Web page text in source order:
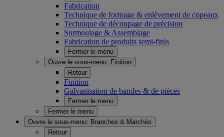
Fabrication
Technique de formage & enlèvement de copeaux
Technique de découpage de précision
Surmoulage & Assemblage
Fabrication de produits semi-finis
Fermer le menu
Ouvre le sous-menu: Finition
Retour
Finition
Galvanisation de bandes & de pièces
Fermer le menu
Fermer le menu
Ouvre le sous-menu: Branches & Marchés
Retour